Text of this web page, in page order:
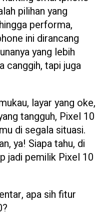
pilihan yang
performa,
ini dirancang
yang lebih
canggih, tapi juga
layar yang oke,
tangguh, Pixel 10
di segala situasi.
ya! Siapa tahu, di
jadi pemilik Pixel 10
apa sih fitur